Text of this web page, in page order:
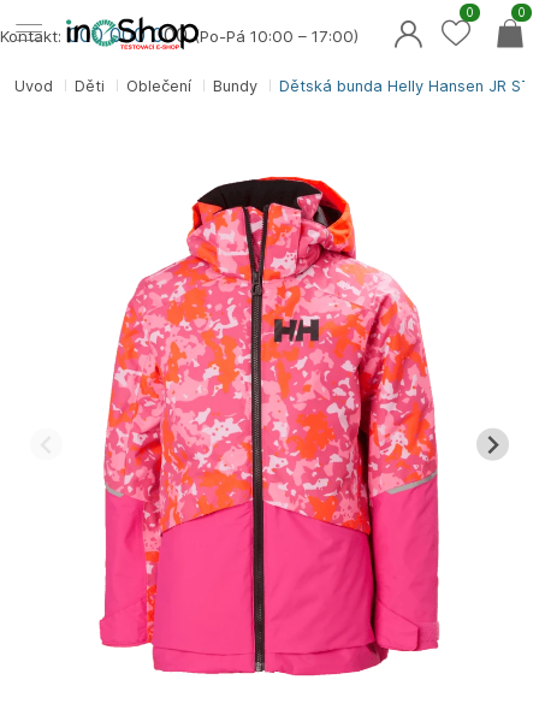
Úvod Děti Oblečení Bundy Dětská bunda Helly Hansen JR
Kontakt: 000 000 000(Po-Pá 10:00 – 17:00)
0
0